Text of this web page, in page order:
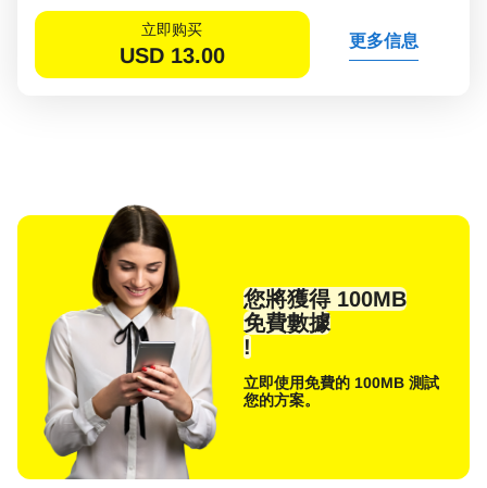
立即购买
USD 13.00
更多信息
您將獲得 100MB
免費數據
!
立即使用免費的 100MB 測試
您的方案。